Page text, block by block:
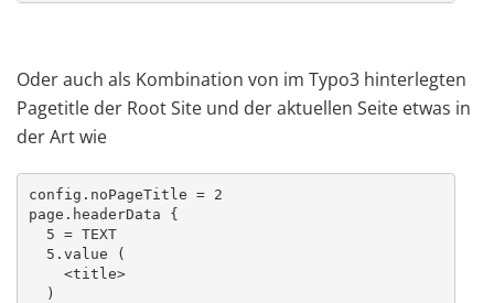
Oder auch als Kombination von im Typo3 hinterlegten
Pagetitle der Root Site und der aktuellen Seite etwas in
der Art wie
config.noPageTitle = 2
page.headerData {
  5 = TEXT
  5.value (
    <title>
  )